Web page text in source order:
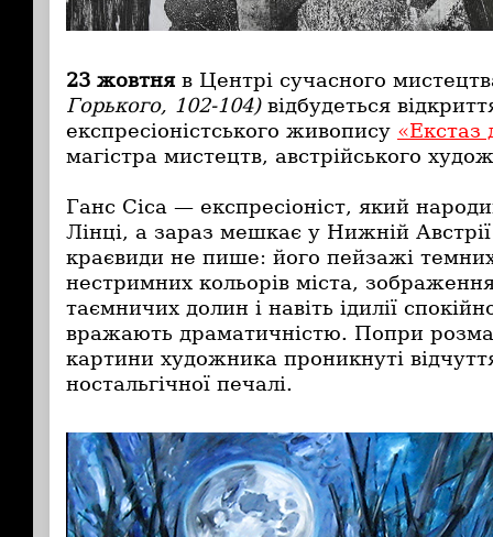
23 жовтняв Центрі сучасного
Горького, 102-104) відбудеться
експресіоністського живопису «Екстаз
магістра мистецтв, австрійського
Ганс Сіса — експресіоніст, який
Лінці, а зараз мешкає у Нижній
краєвиди не пише: його пейзажі
нестримних кольорів міста,
таємничих долин і навіть ідилії
вражають драматичністю. Попри
картини художника проникнуті
ностальгічної печалі.